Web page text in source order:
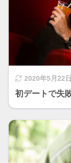
2020年5月22日
初デートで失